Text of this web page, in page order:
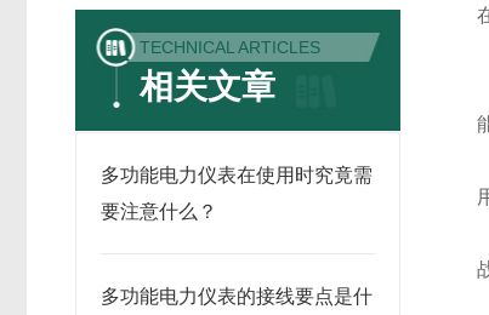
TECHNICAL ARTICLES
相关文章
多功能电力仪表在使用时究竟需
要注意什么？
多功能电力仪表的接线要点是什